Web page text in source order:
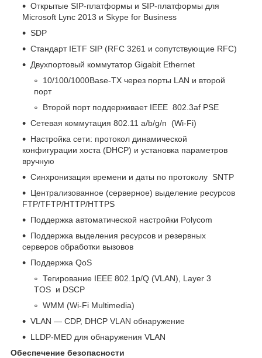
Открытые SIP-платформы и SIP-платформы для
Microsoft Lync 2013 и Skype for Business
SDP
Стандарт IETF SIP (RFC 3261 и сопутствующие RFC)
Двухпортовый коммутатор Gigabit Ethernet
10/100/1000Base-TX через порты LAN и второй
порт
Второй порт поддерживает IEEE 802.3af PSE
Сетевая коммутация 802.11 a/b/g/n (Wi-Fi)
Настройка сети: протокол динамической
конфигурации хоста (DHCP) и установка параметров
вручную
Синхронизация времени и даты по протоколу SNTP
Централизованное (серверное) выделение ресурсов
FTP/TFTP/HTTP/HTTPS
Поддержка автоматической настройки Polycom
Поддержка выделения ресурсов и резервных
серверов обработки вызовов
Поддержка QoS
Тегирование IEEE 802.1p/Q (VLAN), Layer 3
TOS и DSCP
WMM (Wi-Fi Multimedia)
VLAN — CDP, DHCP VLAN обнаружение
LLDP-MED для обнаружения VLAN
Обеспечение безопасности